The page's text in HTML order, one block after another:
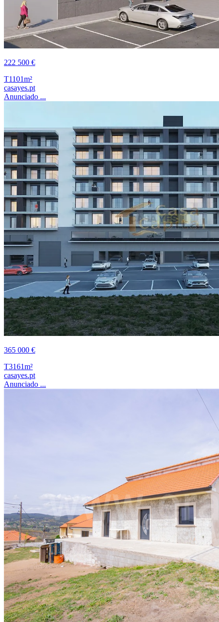
222 500 €
T1101m²
casayes.pt
Anunciado ...
365 000 €
T3161m²
casayes.pt
Anunciado ...